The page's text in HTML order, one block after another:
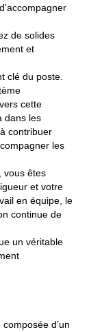
de solides
et
clé du poste.
cette
dans les
contribuer
les
vous êtes
et votre
en équipe, le
continue de
un véritable
d’un